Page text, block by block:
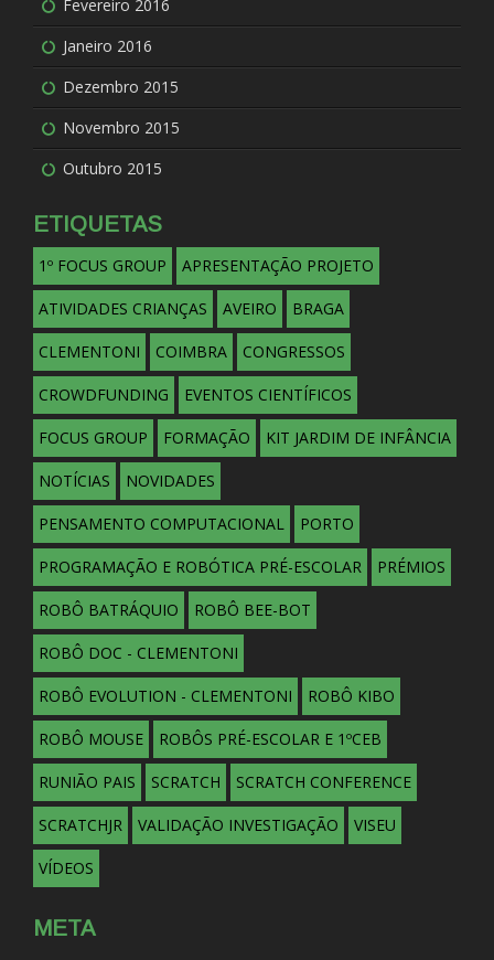
Fevereiro 2016
Janeiro 2016
Dezembro 2015
Novembro 2015
Outubro 2015
ETIQUETAS
1º FOCUS GROUP APRESENTAÇÃO PROJETO
ATIVIDADES CRIANÇAS AVEIRO BRAGA
CLEMENTONI COIMBRA CONGRESSOS
CROWDFUNDING EVENTOS CIENTÍFICOS
FOCUS GROUP FORMAÇÃO KIT JARDIM DE INFÂNCIA
NOTÍCIAS NOVIDADES
PENSAMENTO COMPUTACIONAL PORTO
PROGRAMAÇÃO E ROBÓTICA PRÉ-ESCOLAR PRÉMIOS
ROBÔ BATRÁQUIO ROBÔ BEE-BOT
ROBÔ DOC - CLEMENTONI
ROBÔ EVOLUTION - CLEMENTONI ROBÔ KIBO
ROBÔ MOUSE ROBÔS PRÉ-ESCOLAR E 1ºCEB
RUNIÃO PAIS SCRATCH SCRATCH CONFERENCE
SCRATCHJR VALIDAÇÃO INVESTIGAÇÃO VISEU
VÍDEOS
META